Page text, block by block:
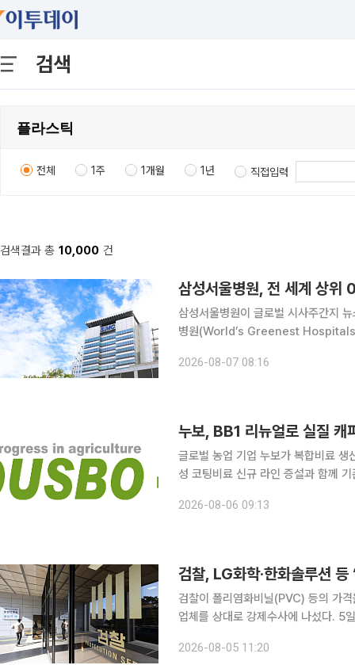
검색
전체 1주 1개월 1년 직접입력
검색결과 총 10,000 건
삼성서울병원, 전 세계 상위
삼성서울병원이 글로벌 시사주간지
병원(World’s Greenest Hospitals
△친환경 성과 데이터 △전문가 추천
2026-08-07 08:16
누보, BB1 리뉴얼로 실질
글로벌 농업 기업 누보가 복합비료 생
성 코팅비료 신규 라인 증설과 함께
합비료 생산시설인 BB1 생산라인 리
2026-08-06 09:13
검찰, LG화학·한화솔루션
검찰이 폴리염화비닐(PVC) 등의 가
업체를 상대로 강제수사에 나섰다. 5일 서울중앙지검 공정거래조사부(나희석 부장검사)는 이날 오
건 관련자에 대해 공정거래법위반 혐
2026-08-05 11:20